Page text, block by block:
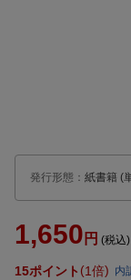
発行形態 ： 紙書籍 (
1,650 円 (税込)
15ポイント 1倍 内